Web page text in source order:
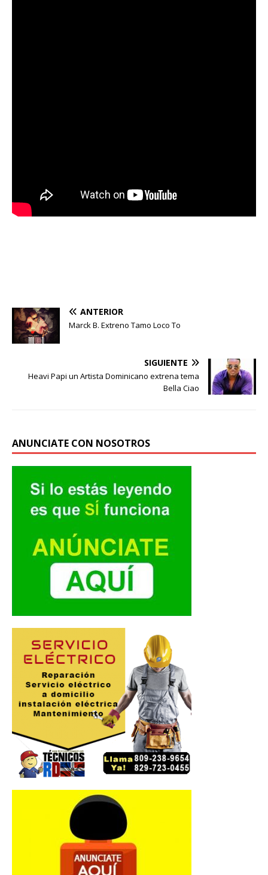
ANTERIOR
Marck B. Extreno Tamo Loco To
SIGUIENTE
Heavi Papi un Artista Dominicano extrena tema
Bella Ciao
ANUNCIATE CON NOSOTROS